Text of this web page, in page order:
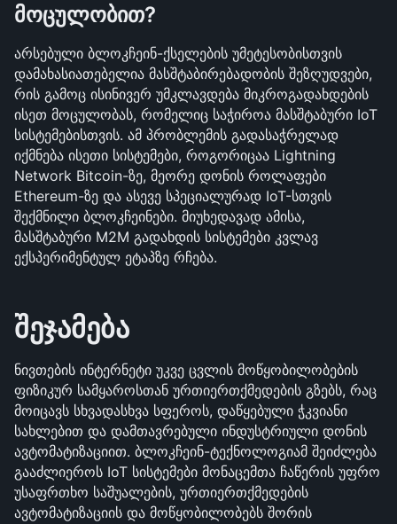
მოცულობით?
არსებული ბლოკჩეინ-ქსელების უმეტესობისთვის
დამახასიათებელია მასშტაბირებადობის შეზღუდვები,
რის გამოც ისინივერ უმკლავდება მიკროგადახდების
ისეთ მოცულობას, რომელიც საჭიროა მასშტაბური IoT
სისტემებისთვის. ამ პრობლემის გადასაჭრელად
იქმნება ისეთი სისტემები, როგორიცაა Lightning
Network Bitcoin-ზე, მეორე დონის როლაფები
Ethereum-ზე და ასევე სპეციალურად IoT-სთვის
შექმნილი ბლოკჩეინები. მიუხედავად ამისა,
მასშტაბური M2M გადახდის სისტემები კვლავ
ექსპერიმენტულ ეტაპზე რჩება.
შეჯამება
ნივთების ინტერნეტი უკვე ცვლის მოწყობილობების
ფიზიკურ სამყაროსთან ურთიერთქმედების გზებს, რაც
მოიცავს სხვადასხვა სფეროს, დაწყებული ჭკვიანი
სახლებით და დამთავრებული ინდუსტრიული დონის
ავტომატიზაციით. ბლოკჩეინ-ტექნოლოგიამ შეიძლება
გააძლიეროს IoT სისტემები მონაცემთა ჩაწერის უფრო
უსაფრთხო საშუალების, ურთიერთქმედების
ავტომატიზაციის და მოწყობილობებს შორის